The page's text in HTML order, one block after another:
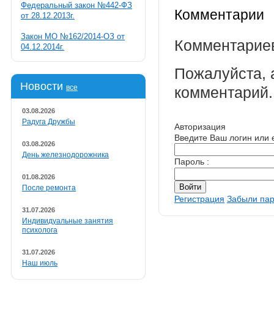
Федеральный закон №442-ФЗ
от 28.12.2013г.
Закон МО №162/2014-ОЗ от
04.12.2014г.
Новости все
03.08.2026
Радуга Дружбы
03.08.2026
День железнодорожника
01.08.2026
После ремонта
31.07.2026
Индивидуальные занятия
психолога
31.07.2026
Наш июль
Комментарии
Пожалуйста,
комментарий.
Авторизация
Введите Ваш логин или
Пароль :
Регистрация Забыли